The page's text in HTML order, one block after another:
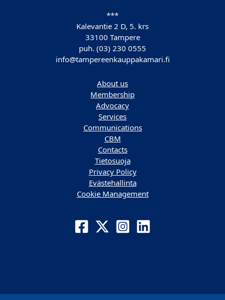
***
Kalevantie 2 D, 5. krs
33100 Tampere
puh. (03) 230 0555
info@tampereenkauppakamari.fi
About us
Membership
Advocacy
Services
Communications
CBM
Contacts
Tietosuoja
Privacy Policy
Evästehallinta
Cookie Management